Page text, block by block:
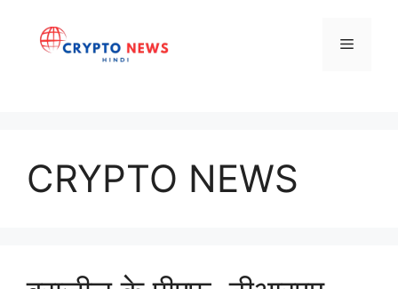
content
Menu
CRYPTO NEWS